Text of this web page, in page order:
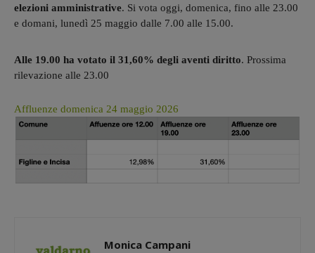
elezioni amministrative. Si vota oggi, domenica, fino alle 23.00
e domani, lunedì 25 maggio dalle 7.00 alle 15.00.
Alle 19.00 ha votato il 31,60% degli aventi diritto. Prossima
rilevazione alle 23.00
Affluenze domenica 24 maggio 2026
Monica Campani